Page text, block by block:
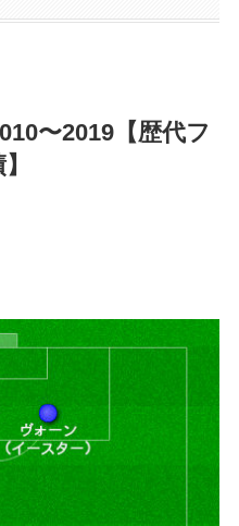
〜2019【歴代フ